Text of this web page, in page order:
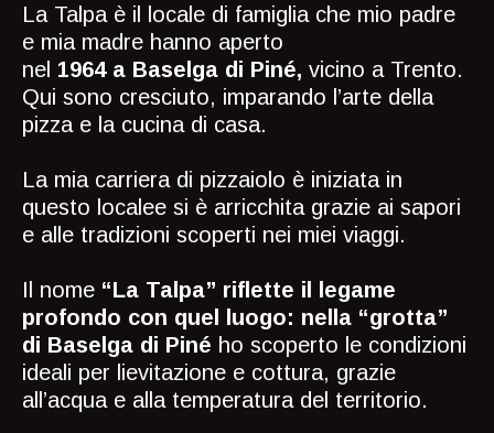
La Talpa è il locale di famiglia che mio padre
e mia madre hanno aperto
nel 1964 a Baselga di Piné, vicino a Trento.
Qui sono cresciuto, imparando l’arte della
pizza e la cucina di casa.
La mia carriera di pizzaiolo è iniziata in
questo localee si è arricchita grazie ai sapori
e alle tradizioni scoperti nei miei viaggi.
Il nome “La Talpa” riflette il legame
profondo con quel luogo: nella “grotta”
di Baselga di Piné ho scoperto le condizioni
ideali per lievitazione e cottura, grazie
all’acqua e alla temperatura del territorio.